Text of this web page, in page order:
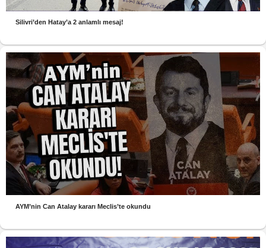
Silivri’den Hatay’a 2 anlamlı mesaj!
AYM’nin Can Atalay kararı Meclis’te okundu